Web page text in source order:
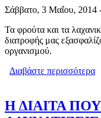
Σάββατο, 3 Μαΐου, 2014
Τα φρούτα και τα
διατροφής μας
οργανισμού.
Διαβάστε περισσότερα
Η ΔΙΑΙΤΑ